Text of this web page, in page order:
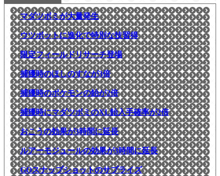
マダツボミが大量発生
ウツボットに進化で特別な技習得
限定フィールドリサーチ登場
捕獲時のほしのすなが3倍
捕獲時のポケモンの飴が2倍
捕獲時にマダツボミのXL飴入手確率が2倍
おこうの効果が3時間に延長
ルアーモジュールの効果が3時間に延長
GOスナップショットのサプライズ